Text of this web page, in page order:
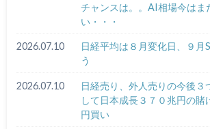
チャンスは。。AI相場今はま
い・・・
2026.07.10
日経平均は８月変化日、９月
う
2026.07.10
日経売り、外人売りの今後３
して日本成長３７０兆円の賭
円買い